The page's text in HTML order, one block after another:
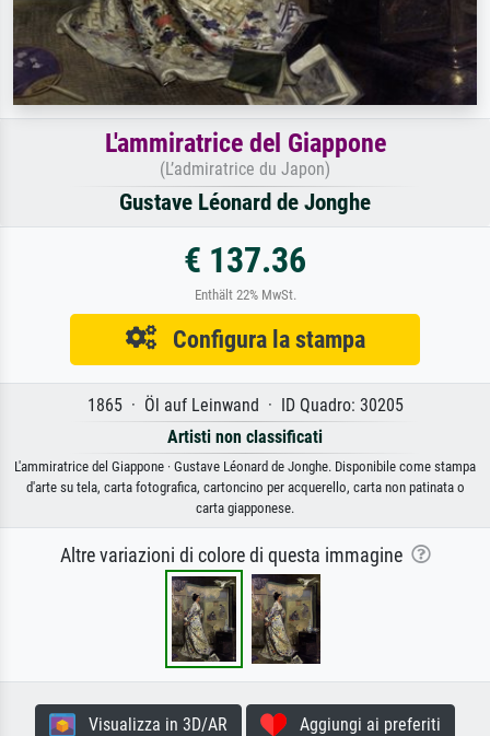
L'ammiratrice del Giappone
(L’admiratrice du Japon)
Gustave Léonard de Jonghe
€ 137.36
Enthält 22% MwSt.
Configura la stampa
1865 · Öl auf Leinwand · ID Quadro: 30205
Artisti non classificati
L'ammiratrice del Giappone · Gustave Léonard de Jonghe. Disponibile come stampa
d'arte su tela, carta fotografica, cartoncino per acquerello, carta non patinata o
carta giapponese.
Altre variazioni di colore di questa immagine
Visualizza in 3D/AR Aggiungi ai preferiti